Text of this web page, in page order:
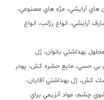
هاي آرايشي، مژه هاي مصنوعي،
آرايشي، انواع رژلب، انواع
محلول بهداشتي بانوان، ژل
بي حسي، مايع حشره كش، پودر
ژل بهداشتي آقايان،
چشم، مواد آنزيمي براي